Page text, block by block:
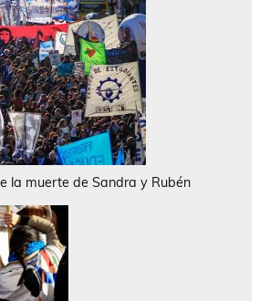
la muerte de Sandra y Rubén